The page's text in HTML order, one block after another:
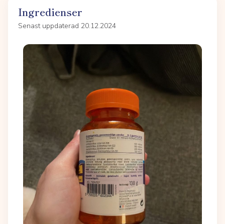
Ingredienser
Senast uppdaterad 20.12.2024